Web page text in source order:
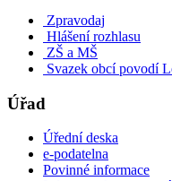
Zpravodaj
Hlášení rozhlasu
ZŠ a MŠ
Svazek obcí povodí
Úřad
Úřední deska
e-podatelna
Povinné informace